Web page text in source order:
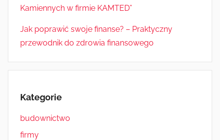
Kamiennych w firmie KAMTED”
Jak poprawić swoje finanse? – Praktyczny
przewodnik do zdrowia finansowego
Kategorie
budownictwo
firmy